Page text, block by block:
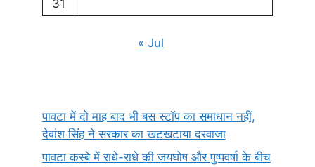
31
« Jul
पावटा में दो माह बाद भी बस स्टॉप का समाधान नहीं,
देवांश सिंह ने सरकार का खटखटाया दरवाजा
पावटा कस्बे में राधे-राधे की जयघोष और पुष्पवर्षा के बीच